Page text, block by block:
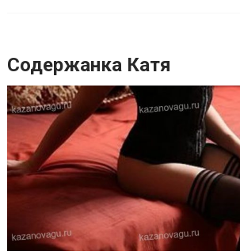
Содержанка Катя